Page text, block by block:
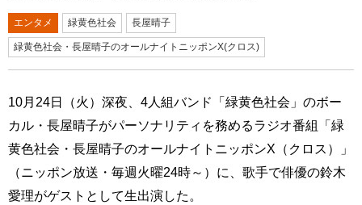
エンタメ 緑黄色社会 長屋晴子
緑黄色社会・長屋晴子のオールナイトニッポンX(クロス)
10月24日（火）深夜、4人組バンド「緑黄色社会」のボー
カル・長屋晴子がパーソナリティを務めるラジオ番組「緑
黄色社会・長屋晴子のオールナイトニッポンX（クロス）」
（ニッポン放送・毎週火曜24時～）に、歌手で俳優の鈴木
愛理がゲストとして生出演した。